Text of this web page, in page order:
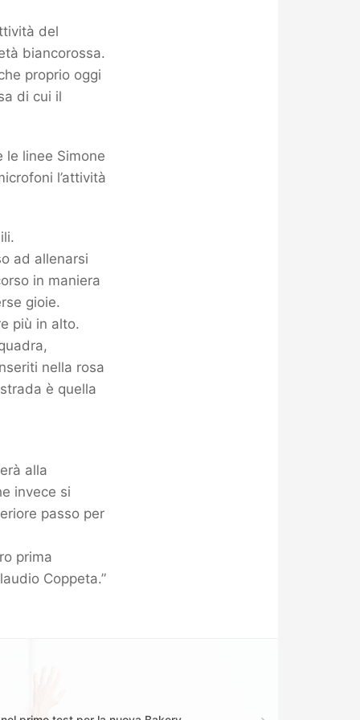
del
biancorossa.
proprio oggi
di cui il
linee Simone
l’attività
ad allenarsi
in maniera
gioie.
più in alto.
nella rosa
è quella
alla
invece si
passo per
prima
Coppeta.”